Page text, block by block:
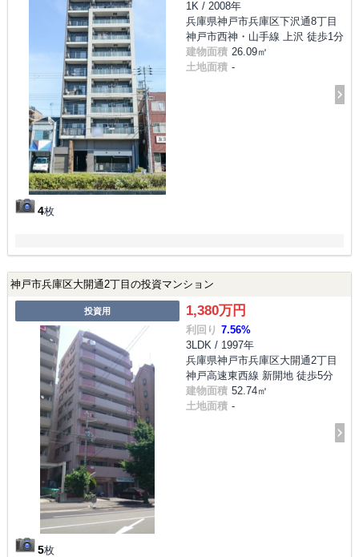
4枚
1K / 2008年
兵庫県神戸市兵庫区下沢通8丁目
神戸市西神・山手線 上沢 徒歩1分
建物面積 26.09㎡
土地面積 -
神戸市兵庫区大開通2丁目の投資マンション
投資用
5枚
1,380万円
利回り 7.56%
3LDK / 1997年
兵庫県神戸市兵庫区大開通2丁目
神戸高速東西線 新開地 徒歩5分
建物面積 52.74㎡
土地面積 -